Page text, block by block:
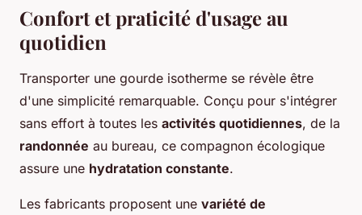
Confort et praticité d'usage au
quotidien
Transporter une gourde isotherme se révèle être
d'une simplicité remarquable. Conçu pour s'intégrer
sans effort à toutes les activités quotidiennes, de la
randonnée au bureau, ce compagnon écologique
assure une hydratation constante.
Les fabricants proposent une variété de